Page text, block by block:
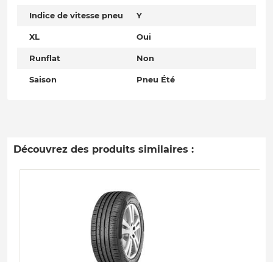
Indice de vitesse pneu Y
XL Oui
Runflat Non
Saison Pneu Été
Découvrez des produits similaires :